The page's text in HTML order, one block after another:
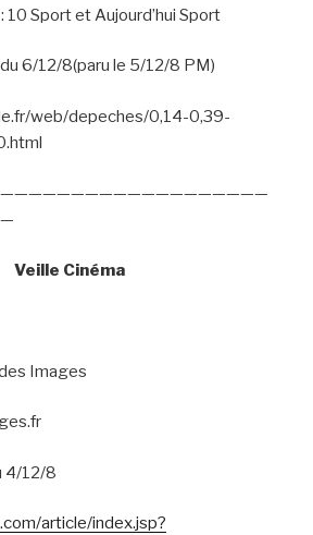
Sport et Aujourd’hui Sport
6/12/8(paru le 5/12/8 PM)
web/depeches/0,14-0,39-
Veille Cinéma
Images
4/12/8
article/index.jsp?